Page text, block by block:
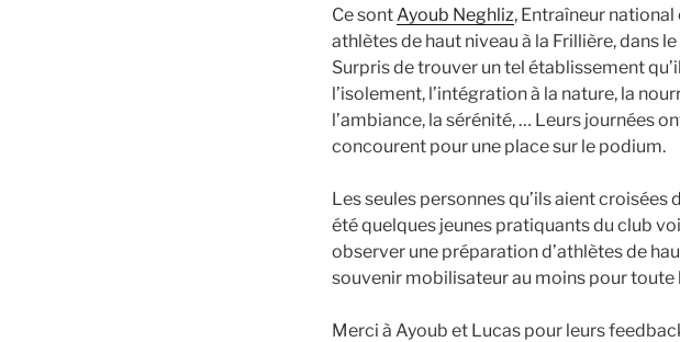
Ce sontAyoub Neghliz, Entraîneur national
athlètes de haut niveau à la Frillière, dans
Surpris de trouver un tel établissement
l’isolement, l’intégration à la nature, la
l’ambiance, la sérénité, … Leurs journées
concourent pour une place sur le podium.
Les seules personnes qu’ils aient
été quelques jeunes pratiquants du club
observer une préparation d’athlètes de
souvenir mobilisateur au moins pour toute
Merci à Ayoub et Lucas pour leurs